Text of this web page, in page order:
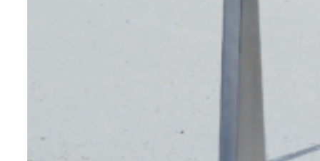
par un brossage unilatéral. Brillant ou
Les avantages du mobilier urbain en inox
reste sa résistance à la corrosion. Cela